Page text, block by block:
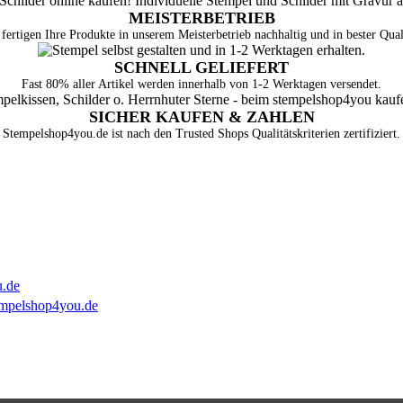
MEISTERBETRIEB
Ihre Produkte in unserem Meisterbetrieb nachhaltig und in bester
SCHNELL GELIEFERT
Fast 80% aller Artikel werden innerhalb von 1-2 Werktagen versendet.
SICHER KAUFEN & ZAHLEN
Stempelshop4you.de ist nach den Trusted Shops Qualitätskriterien zertifiziert.